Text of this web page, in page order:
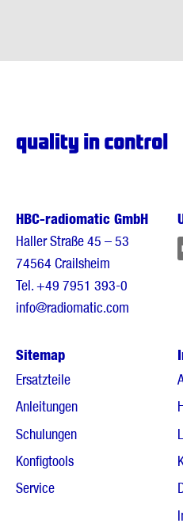
HBC-radiomatic GmbH
Haller Straße 45 – 53
74564 Crailsheim
Tel.+49 7951 393-0
info@radiomatic.com
Sitemap
Ersatzteile
Anleitungen
Schulungen
Konfigtools
Service